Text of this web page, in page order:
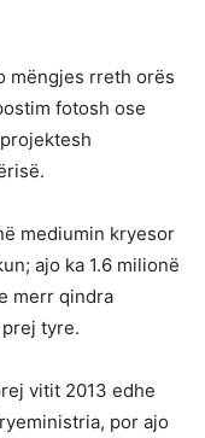
mëngjes rreth orës
fotosh ose
mediumin kryesor
ajo ka 1.6 milionë
merr qindra
tyre.
vitit 2013 edhe
por ajo